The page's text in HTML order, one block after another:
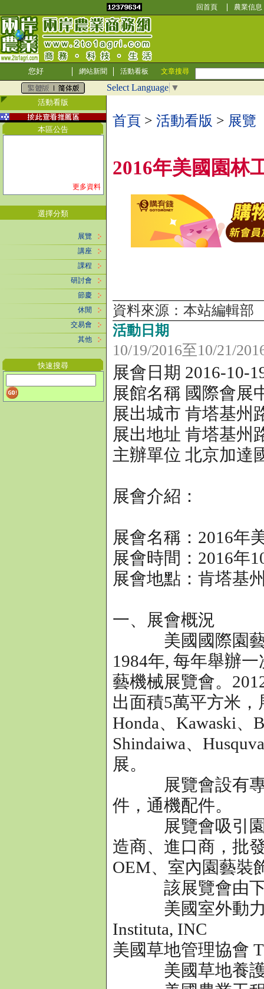
回首頁 農業信息
您好 網站新聞 活動看板 文章搜尋
Select Language ▼
活動看版
本區公告
更多資料
選擇分類
展覽
講座
課程
研討會
節慶
休閒
交易會
其他
快速搜尋
首頁 > 活動看版 > 展覽
2016年美國​​園林
資料來源：本站編輯
活動日期
10/19/2016至10/21/
展會日期 2016-10-
展館名稱 國際會展
展出城市 肯塔基州
展出地址 肯塔基州
主辦單位 北京加達
展會介紹：
展會名稱：2016年
展會時間：2016年
展會地點：肯塔基
一、展會概況
美國國際園藝及
1984年, 每年舉辦
藝機械展覽會。
出面積5萬平方米
Honda、Kawaski、
Shindaiwa、
展。
展覽會設有專業
件，通機配件。
展覽會吸引園藝
造商、進口商，批
OEM、室內園藝裝
該展覽會由下
美國室外動力設
Instituta, INC
美國草地管理協會
美國草地養護網